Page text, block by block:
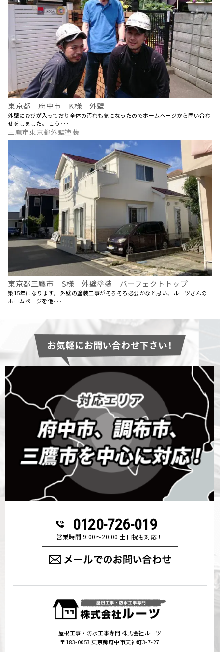
東京都 府中市 K様 外壁
外壁にひびが入っており全体の汚れも気になったのでホームページから問い合わ
せをしました。 こう･･･
三鷹市東京都外壁塗装
東京都三鷹市 S様 外壁塗装 パーフェクトトップ
築15年になります。 外壁の塗装工事がそろそろ必要かなと思い、ルーツさんの
ホームページを他･･･
0120-726-019
営業時間 9:00～20:00 土日祝も対応！
屋根工事・防水工事専門 株式会社ルーツ
〒183-0053 東京都府中市天神町3-7-27